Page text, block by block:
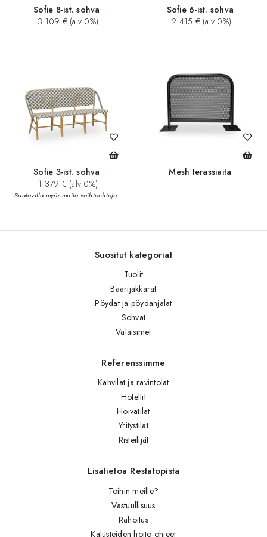
Sofie 8-ist. sohva
3 109 € (alv 0%)
Sofie 6-ist. sohva
2 415 € (alv 0%)
Sofie 3-ist. sohva
1 379 € (alv 0%)
Saatavilla myös muita vaihtoehtoja.
Mesh terassiaita
Suositut kategoriat
Tuolit
Baarijakkarat
Pöydät ja pöydänjalat
Sohvat
Valaisimet
Referenssimme
Kahvilat ja ravintolat
Hotellit
Hoivatilat
Yritystilat
Risteilijät
Lisätietoa Restatopista
Töihin meille?
Vastuullisuus
Rahoitus
Kalusteiden hoito-ohjeet